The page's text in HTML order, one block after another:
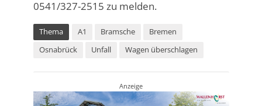
0541/327-2515 zu melden.
Thema A1 Bramsche
Bremen
Osnabrück
Unfall Wagen überschlagen
Anzeige